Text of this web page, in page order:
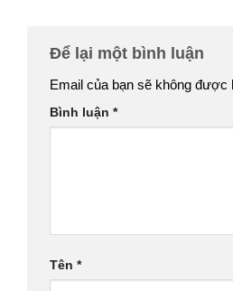
Để lại một bình luận
Email của bạn sẽ không được
Bình luận *
Tên *